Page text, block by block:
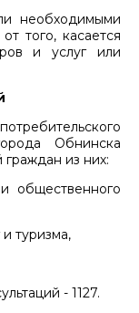
необходимыми
того, касается
и услуг или
Обнинска
из них:
общественного
туризма,
- 1127.